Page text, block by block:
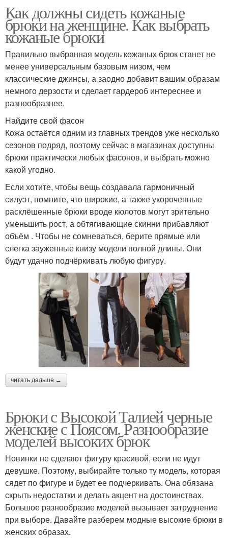
Как должны сидеть кожаные
брюки на женщине. Как выбрать
кожаные брюки
Правильно выбранная модель кожаных брюк станет не
менее универсальным базовым низом, чем
классические джинсы, а заодно добавит вашим образам
немного дерзости и сделает гардероб интереснее и
разнообразнее.
Найдите свой фасон
Кожа остаётся одним из главных трендов уже несколько
сезонов подряд, поэтому сейчас в магазинах доступны
брюки практически любых фасонов, и выбрать можно
какой угодно.
Если хотите, чтобы вещь создавала гармоничный
силуэт, помните, что широкие, а также укороченные
расклёшенные брюки вроде кюлотов могут зрительно
уменьшить рост, а обтягивающие скинни прибавляют
объём . Чтобы не сомневаться, берите прямые или
слегка зауженные книзу модели полной длины. Они
будут удачно подчёркивать любую фигуру.
читать дальше →
Брюки с Высокой Талией черные
женские с Поясом. Разнообразие
моделей высоких брюк
Новинки не сделают фигуру красивой, если не идут
девушке. Поэтому, выбирайте только ту модель, которая
сядет по фигуре и будет ее подчеркивать. Она обязана
скрыть недостатки и делать акцент на достоинствах.
Большое разнообразие моделей вызывает затруднение
при выборе. Давайте разберем модные высокие брюки в
женских образах.